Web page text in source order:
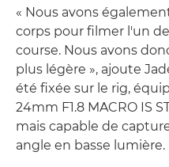
« Nous avons
corps pour filmer l'un
course. Nous avons
plus légère », ajoute
été fixée sur le rig,
24mm F1.8 MACRO IS
mais capable de
angle en basse lumière.